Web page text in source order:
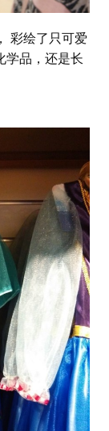
彩绘了只可爱
学品，还是长